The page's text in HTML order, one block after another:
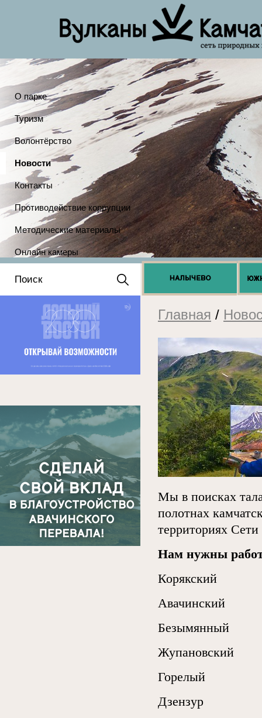
О парке
Туризм
Волонтёрство
Новости
Контакты
Противодействие коррупции
Методические материалы
Онлайн камеры
Положение о выдаче
разрешений 2025
Главная /
Мы в поисках
полотнах
территориях
Нам нужны
Корякский
Авачинский
Безымянный
Жупановский
Горелый
Дзензур